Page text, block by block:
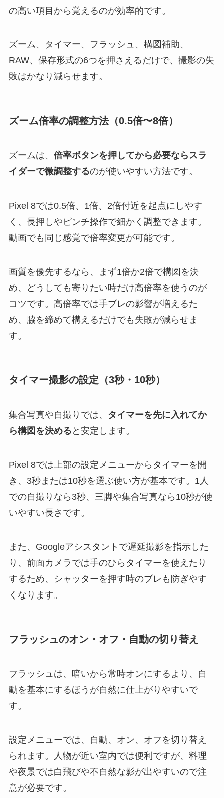
の高い項目から覚えるのが効率的です。
ズーム、タイマー、フラッシュ、構図補助、
RAW、保存形式の6つを押さえるだけで、撮影の失
敗はかなり減らせます。
ズーム倍率の調整方法（0.5倍〜8倍）
ズームは、 倍率ボタンを押してから必要ならスラ
イダーで微調整するのが使いやすい方法です。
Pixel 8では0.5倍、1倍、2倍付近を起点にしやす
く、長押しやピンチ操作で細かく調整できます。
動画でも同じ感覚で倍率変更が可能です。
画質を優先するなら、まず1倍か2倍で構図を決
め、どうしても寄りたい時だけ高倍率を使うのが
コツです。高倍率では手ブレの影響が増えるた
め、脇を締めて構えるだけでも失敗が減らせま
す。
タイマー撮影の設定（3秒・10秒）
集合写真や自撮りでは、
タイマーを先に入れてか
ら構図を決める と安定します。
Pixel 8では上部の設定メニューからタイマーを開
き、3秒または10秒を選ぶ使い方が基本です。1人
での自撮りなら3秒、三脚や集合写真なら10秒が使
いやすい長さです。
また、Googleアシスタントで遅延撮影を指示した
り、前面カメラでは手のひらタイマーを使えたり
するため、シャッターを押す時のブレも防ぎやす
くなります。
フラッシュのオン・オフ・自動の切り替え
フラッシュは、暗いから常時オンにするより、自
動を基本にするほうが自然に仕上がりやすいで
す。
設定メニューでは、自動、オン、オフを切り替え
られます。人物が近い室内では便利ですが、料理
や夜景では白飛びや不自然な影が出やすいので注
意が必要です。